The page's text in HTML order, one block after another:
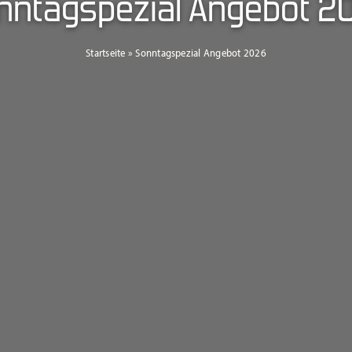
Angebot
Startseite »Sonntagspezial Angebot 2026